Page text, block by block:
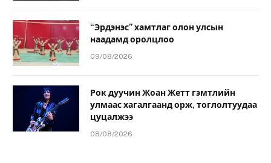
“Эрдэнэс” хамтлаг олон улсын
наадамд оролцлоо
09/08/2026
Рок дуучин Жоан Жетт гэмтлийн
улмаас хагалгаанд орж, тоглолтуудаа
цуцалжээ
08/08/2026